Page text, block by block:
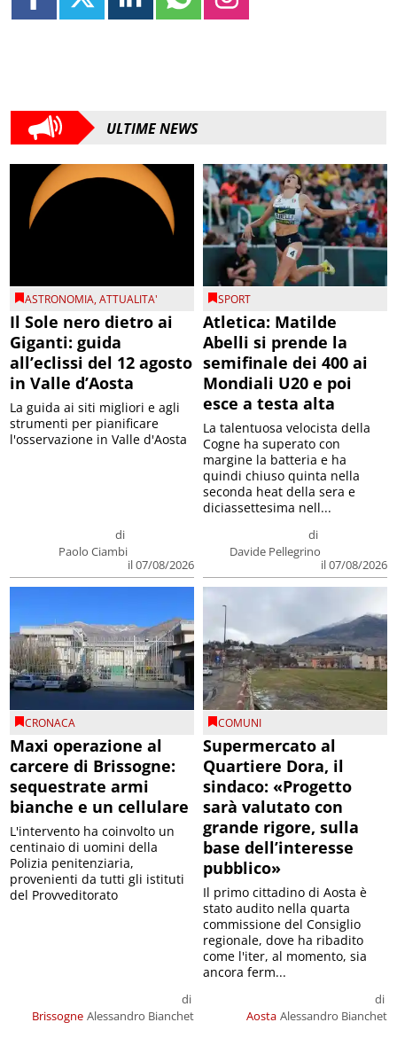
ULTIME NEWS
ASTRONOMIA,ATTUALITA'
Il Sole nero dietro ai
Giganti: guida
all’eclissi del 12 agosto
in Valle d’Aosta
di
Paolo Ciambi
il 07/08/2026
La guida ai siti migliori e agli
strumenti per pianificare
l'osservazione in Valle d'Aosta
SPORT
Atletica: Matilde
Abelli si prende la
semifinale dei 400 ai
Mondiali U20 e poi
esce a testa alta
di
Davide Pellegrino
il 07/08/2026
La talentuosa velocista della
Cogne ha superato con
margine la batteria e ha
quindi chiuso quinta nella
seconda heat della sera e
diciassettesima nell...
CRONACA
Maxi operazione al
carcere di Brissogne:
sequestrate armi
bianche e un cellulare
Brissogne
di
Alessandro Bianchet
L'intervento ha coinvolto un
centinaio di uomini della
Polizia penitenziaria,
provenienti da tutti gli istituti
del Provveditorato
COMUNI
Supermercato al
Quartiere Dora, il
sindaco: «Progetto
sarà valutato con
grande rigore, sulla
base dell’interesse
pubblico»
Aosta
di
Alessandro Bianchet
Il primo cittadino di Aosta è
stato audito nella quarta
commissione del Consiglio
regionale, dove ha ribadito
come l'iter, al momento, sia
ancora ferm...